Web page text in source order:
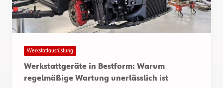
Werkstattausrüstung
Werkstattgeräte in Bestform: Warum
regelmäßige Wartung unerlässlich ist